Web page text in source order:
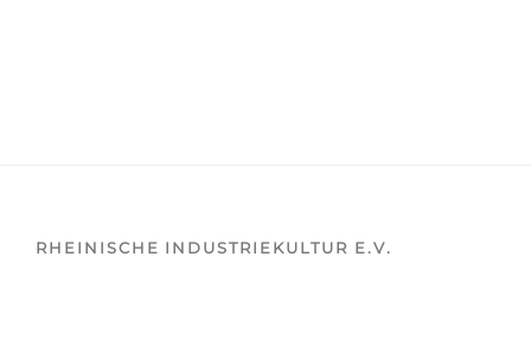
RHEINISCHE INDUSTRIEKULTUR E.V.